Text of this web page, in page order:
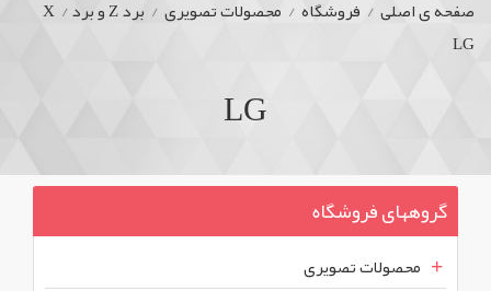
صفحه ی اصلی / فروشگاه / محصولات تصویری / برد Z و برد X
/
LG
LG
گروههای فروشگاه
محصولات تصویری